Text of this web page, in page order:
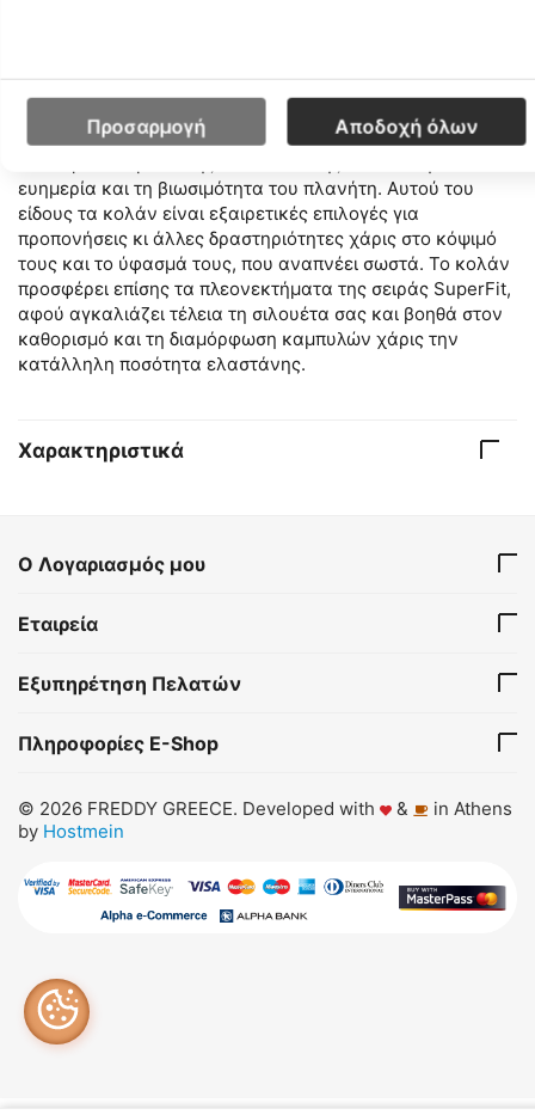
μπουκάλια, τα οποία παίρνουν δεύτερη ζωή μετά την
κατανάλωση των υγρών, διότι έχουν μετατραπεί σε ίνα.
Το συγκεκριμένο κολάν αποτελεί μία «πράσινη» επιλογή,
ευημερία και τη βιωσιμότητα του πλανήτη. Αυτού του
είδους τα κολάν είναι εξαιρετικές επιλογές για
προπονήσεις κι άλλες δραστηριότητες χάρις στο κόψιμό
τους και το ύφασμά τους, που αναπνέει σωστά. Το κολάν
προσφέρει επίσης τα πλεονεκτήματα της σειράς SuperFit,
αφού αγκαλιάζει τέλεια τη σιλουέτα σας και βοηθά στον
καθορισμό και τη διαμόρφωση καμπυλών χάρις την
κατάλληλη ποσότητα ελαστάνης.
Χαρακτηριστικά
Ο Λογαριασμός μου
Εταιρεία
Εξυπηρέτηση Πελατών
Πληροφορίες E-Shop
© 2026 FREDDY GREECE. Developed with &
in Athens
by Hostmein
Προσαρμογή Αποδοχή όλων